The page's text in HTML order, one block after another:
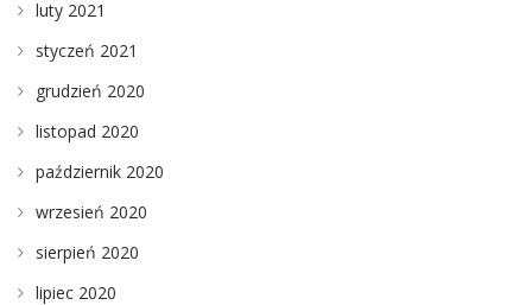
luty 2021
styczeń 2021
grudzień 2020
listopad 2020
październik 2020
wrzesień 2020
sierpień 2020
lipiec 2020